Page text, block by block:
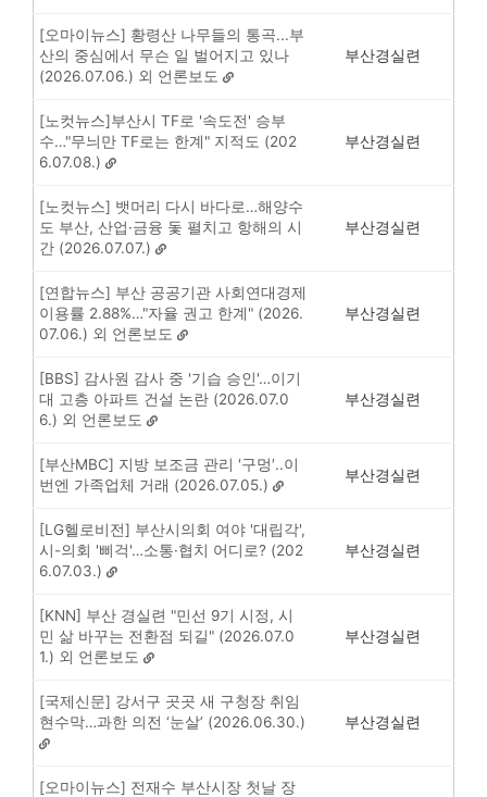
[오마이뉴스] 황령산 나무들의 통곡...부
산의 중심에서 무슨 일 벌어지고 있나
(2026.07.06.) 외 언론보도
부산경실련
[노컷뉴스]부산시 TF로 '속도전' 승부
수…"무늬만 TF로는 한계" 지적도 (202
6.07.08.)
부산경실련
[노컷뉴스] 뱃머리 다시 바다로…해양수
도 부산, 산업·금융 돛 펼치고 항해의 시
간 (2026.07.07.)
부산경실련
[연합뉴스] 부산 공공기관 사회연대경제
이용률 2.88%…"자율 권고 한계" (2026.
07.06.) 외 언론보도
부산경실련
[BBS] 감사원 감사 중 '기습 승인'…이기
대 고층 아파트 건설 논란 (2026.07.0
6.) 외 언론보도
부산경실련
[부산MBC] 지방 보조금 관리 ′구멍′..이
번엔 가족업체 거래 (2026.07.05.)
부산경실련
[LG헬로비전] 부산시의회 여야 '대립각',
시-의회 '삐걱'…소통·협치 어디로? (202
6.07.03.)
부산경실련
[KNN] 부산 경실련 "민선 9기 시정, 시
민 삶 바꾸는 전환점 되길" (2026.07.0
1.) 외 언론보도
부산경실련
[국제신문] 강서구 곳곳 새 구청장 취임
현수막…과한 의전 ‘눈살’ (2026.06.30.)
부산경실련
[오마이뉴스] 전재수 부산시장 첫날 장